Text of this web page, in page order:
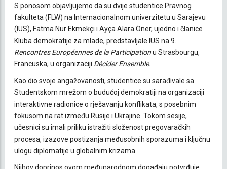
S ponosom objavljujemo da su dvije studentice Pravnog
fakulteta (FLW) na Internacionalnom univerzitetu u Sarajevu
(IUS), Fatma Nur Ekmekçi i Ayça Alara Öner, ujedno i članice
Kluba demokratije za mlade, predstavljale IUS na 9.
Rencontres Européennes de la Participationu Strasbourgu,
Francuska, u organizaciji Décider Ensemble.
Kao dio svoje angažovanosti, studentice su sarađivale sa
Studentskom mrežom o budućoj demokratiji na organizaciji
interaktivne radionice o rješavanju konflikata, s posebnim
fokusom na rat između Rusije i Ukrajine. Tokom sesije,
učesnici su imali priliku istražiti složenost pregovaračkih
procesa, izazove postizanja međusobnih sporazuma i ključnu
ulogu diplomatije u globalnim krizama.
Njihov doprinos ovom međunarodnom događaju potvrđuje